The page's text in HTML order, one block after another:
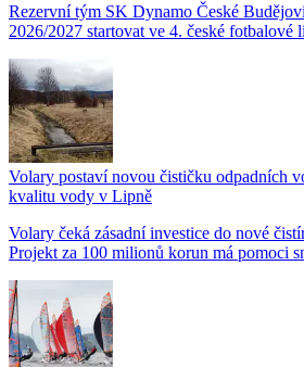
Rezervní tým SK Dynamo České
2026/2027 startovat ve 4. české fotbalové
Volary postaví novou čističku odpadních
kvalitu vody v Lipně
Volary čeká zásadní investice do nové
Projekt za 100 milionů korun má pomoci